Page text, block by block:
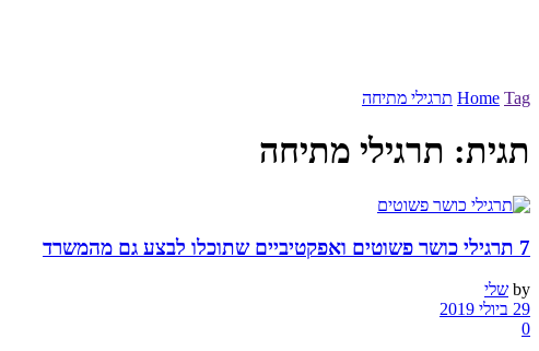
Home Tag תרגילי מתיחה
תגית: תרגילי מתיחה
7 תרגילי כושר פשוטים ואפקטיביים שתוכלו לבצע גם מהמשרד
by שלי
29 ביולי 2019
0